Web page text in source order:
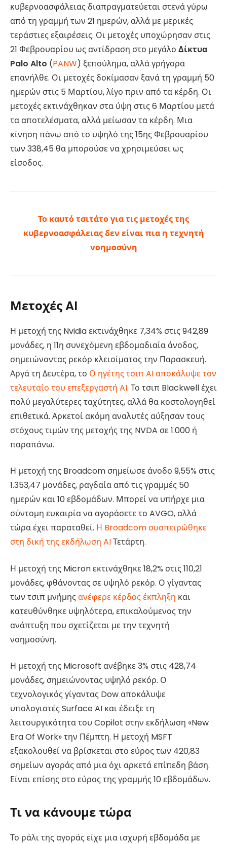
κυβερνοασφάλειας διαπραγματεύεται στενά γύρω
από τη γραμμή των 21 ημερών, αλλά με μερικές
τεράστιες εξαιρέσεις. Οι μετοχές υποχώρησαν στις
21 Φεβρουαρίου ως αντίδραση στο μεγάλο Δίκτυα
Palo Alto (PANW) ξεπούλημα, αλλά γρήγορα
επανήλθε. Οι μετοχές δοκίμασαν ξανά τη γραμμή 50
ημερών στις 5 Μαρτίου, λίγο πριν από τα κέρδη. Οι
μετοχές εκτινάχθηκαν στα ύψη στις 6 Μαρτίου μετά
τα αποτελέσματα, αλλά μείωσαν τα κέρδη. Μια
κίνηση πάνω από το υψηλό της 15ης Φεβρουαρίου
των 338,45 θα μπορούσε να χρησιμεύσει ως
είσοδος.
Το καυτό τσιτάτο για τις μετοχές της
κυβερνοασφάλειας δεν είναι πια η τεχνητή
νοημοσύνη
Μετοχές AI
Η μετοχή της Nvidia εκτινάχθηκε 7,34% στις 942,89
μονάδες, η 11η συνεχόμενη εβδομαδιαία άνοδος,
σημειώνοντας ρεκόρ κλεισίματος την Παρασκευή.
Αργά τη Δευτέρα, το Ο ηγέτης τσιπ AI αποκάλυψε τον
τελευταίο του επεξεργαστή AI. Το τσιπ Blackwell έχει
πολύ μεγαλύτερες ταχύτητες, αλλά θα κοστολογηθεί
επιθετικά. Αρκετοί ακόμη αναλυτές αύξησαν τους
στόχους τιμών της μετοχής της NVDA σε 1.000 ή
παραπάνω.
Η μετοχή της Broadcom σημείωσε άνοδο 9,55% στις
1.353,47 μονάδες, ραγδαία από τις γραμμές 50
ημερών και 10 εβδομάδων. Μπορεί να υπήρχε μια
σύντομη ευκαιρία να αγοράσετε το AVGO, αλλά
τώρα έχει παραταθεί. Η Broadcom συσπειρώθηκε
στη δική της εκδήλωση AIΤετάρτη.
Η μετοχή της Micron εκτινάχθηκε 18,2% στις 110,21
μονάδες, φθάνοντας σε υψηλό ρεκόρ. Ο γίγαντας
των τσιπ μνήμηςανέφερε κέρδος έκπληξη και
κατευθύνθηκε υψηλότερα, επικαλούμενος την
ανάπτυξη που σχετίζεται με την τεχνητή
νοημοσύνη.
Η μετοχή της Microsoft ανέβηκε 3% στις 428,74
μονάδες, σημειώνοντας υψηλό ρεκόρ. Ο
τεχνολογικός γίγαντας Dow αποκάλυψε
υπολογιστές Surface AI και έδειξε τη
λειτουργικότητα του Copilot στην εκδήλωση «New
Era Of Work» την Πέμπτη. Η μετοχή MSFT
εξακολουθεί να βρίσκεται στο εύρος των 420,83
σημείων αγοράς από μια όχι αρκετά επίπεδη βάση.
Είναι επίσης στο εύρος της γραμμής 10 εβδομάδων.
Τι να κάνουμε τώρα
Το ράλι της αγοράς είχε μια ισχυρή εβδομάδα με